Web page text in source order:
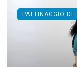
PATTINAGGIO DI